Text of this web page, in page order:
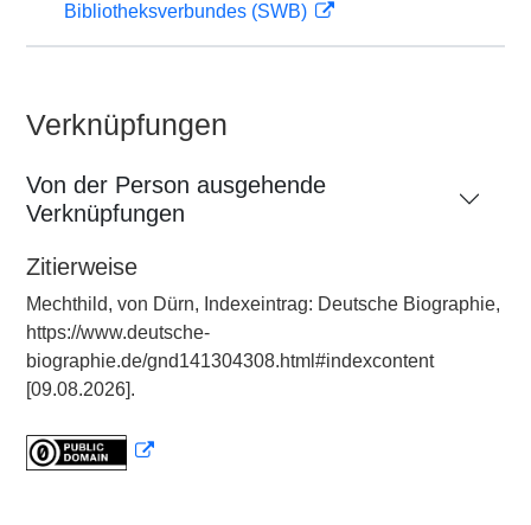
Bibliotheksverbundes (SWB)
Verknüpfungen
Von der Person ausgehende
Verknüpfungen
Zitierweise
Mechthild, von Dürn, Indexeintrag: Deutsche Biographie,
https://www.deutsche-
biographie.de/gnd141304308.html#indexcontent
[09.08.2026].